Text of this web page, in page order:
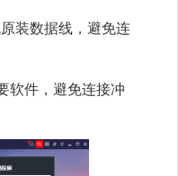
装数据线，避免连
软件，避免连接冲